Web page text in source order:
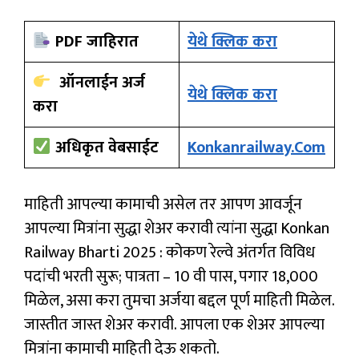
PDF जाहिरात
येथे क्लिक करा
ऑनलाईन अर्ज
करा
येथे क्लिक करा
अधिकृत वेबसाईट
Konkanrailway.com
माहिती आपल्या कामाची असेल तर आपण आवर्जून
आपल्या मित्रांना सुद्धा शेअर करावी त्यांना सुद्धा Konkan
Railway Bharti 2025 : कोकण रेल्वे अंतर्गत विविध
पदांची भरती सुरू; पात्रता – 10 वी पास, पगार 18,000
मिळेल, असा करा तुमचा अर्जया बद्दल पूर्ण माहिती मिळेल.
जास्तीत जास्त शेअर करावी. आपला एक शेअर आपल्या
मित्रांना कामाची माहिती देऊ शकतो.